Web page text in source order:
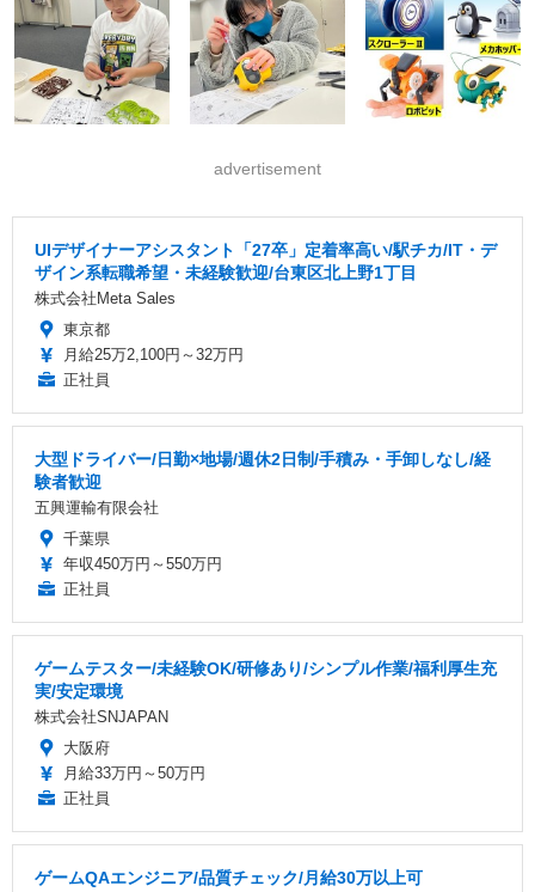
advertisement
UIデザイナーアシスタント「27卒」定着率高い/駅チカ/IT・デ
ザイン系転職希望・未経験歓迎/台東区北上野1丁目
株式会社Meta Sales
東京都
月給25万2,100円～32万円
正社員
大型ドライバー/日勤×地場/週休2日制/手積み・手卸しなし/経
験者歓迎
五興運輸有限会社
千葉県
年収450万円～550万円
正社員
ゲームテスター/未経験OK/研修あり/シンプル作業/福利厚生充
実/安定環境
株式会社SNJAPAN
大阪府
月給33万円～50万円
正社員
ゲームQAエンジニア/品質チェック/月給30万以上可